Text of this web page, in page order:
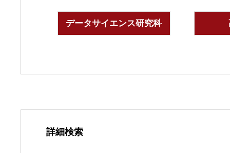
データサイエンス研究科
詳細検索